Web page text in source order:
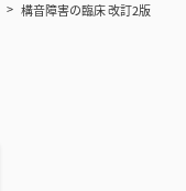
構音障害の臨床 改訂2版